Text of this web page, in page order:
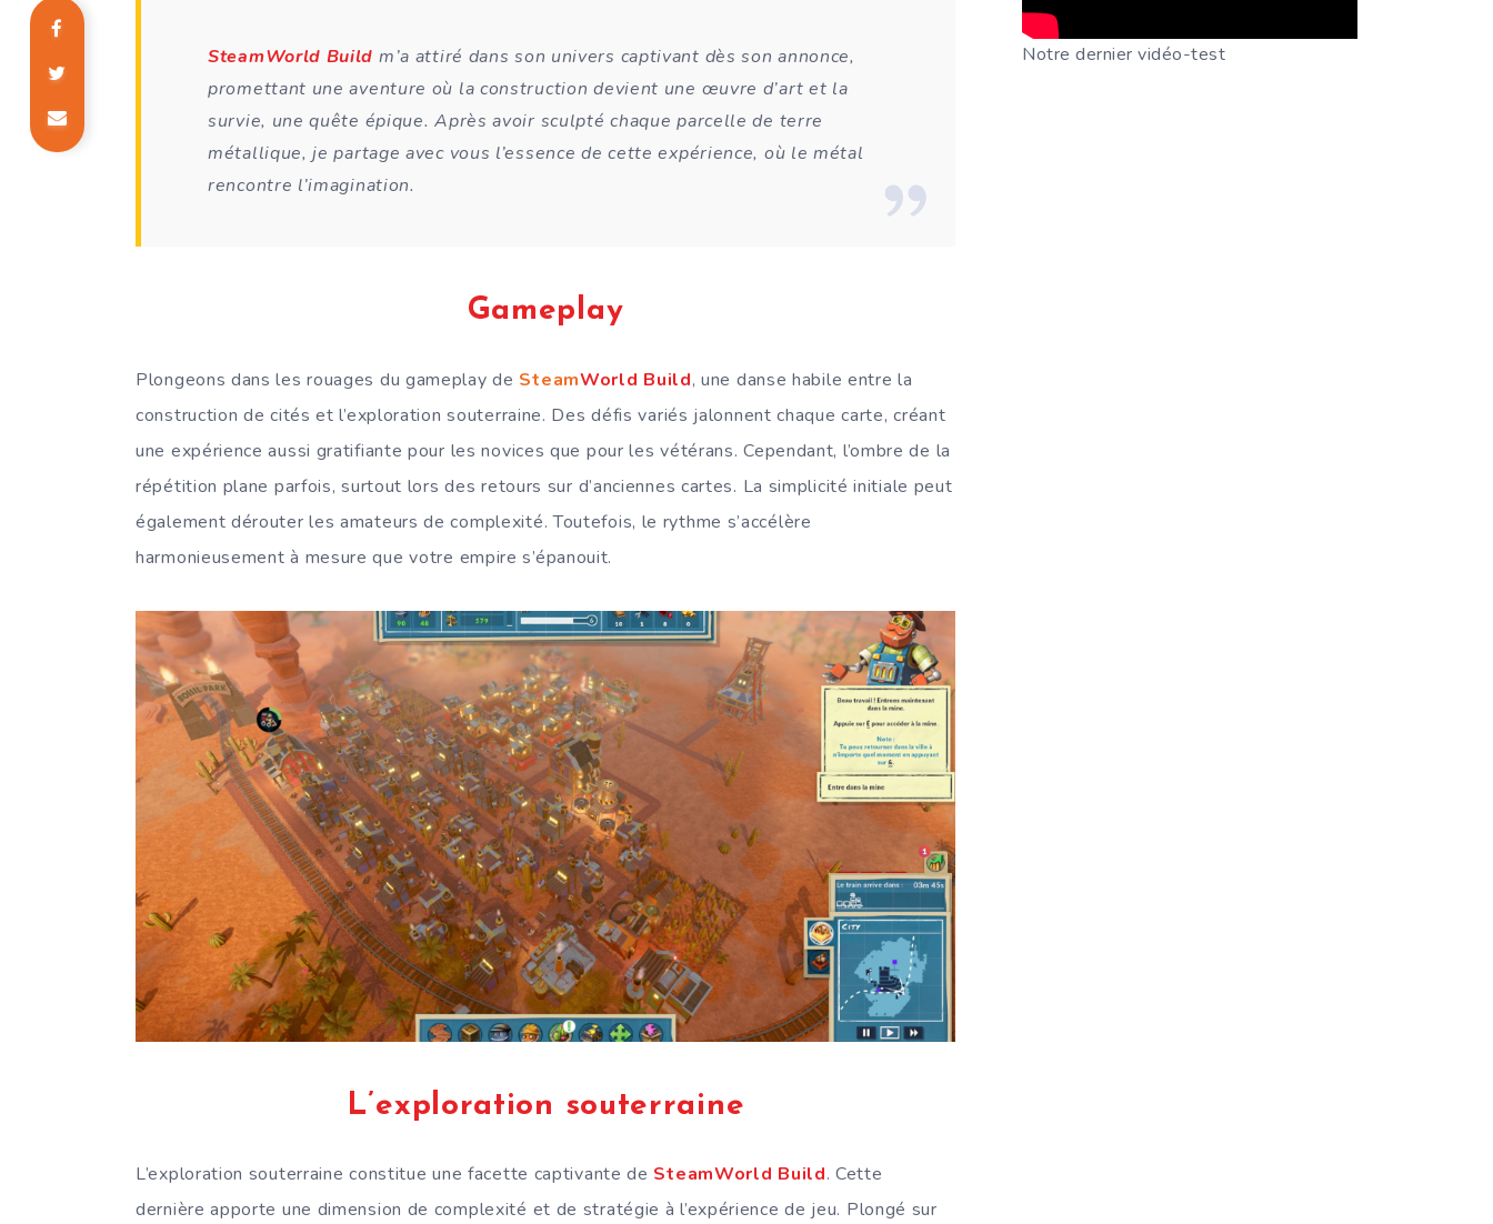
SteamWorld Build m’a attiré dans son univers captivant dès son annonce,
promettant une aventure où la construction devient une œuvre d’art et la
survie, une quête épique. Après avoir sculpté chaque parcelle de terre
métallique, je partage avec vous l’essence de cette expérience, où le métal
rencontre l’imagination.
Gameplay
Plongeons dans les rouages du gameplay de SteamWorld Build, une danse habile entre la
construction de cités et l’exploration souterraine. Des défis variés jalonnent chaque carte, créant
une expérience aussi gratifiante pour les novices que pour les vétérans. Cependant, l’ombre de la
répétition plane parfois, surtout lors des retours sur d’anciennes cartes. La simplicité initiale peut
également dérouter les amateurs de complexité. Toutefois, le rythme s’accélère
harmonieusement à mesure que votre empire s’épanouit.
L’exploration souterraine
L’exploration souterraine constitue une facette captivante de SteamWorld Build. Cette
dernière apporte une dimension de complexité et de stratégie à l’expérience de jeu. Plongé sur
Notre dernier vidéo-test